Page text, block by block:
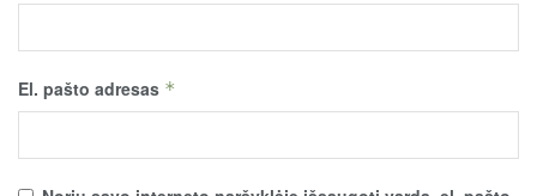
El. pašto adresas *